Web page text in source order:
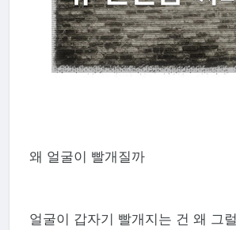
왜 얼굴이 빨개질까
얼굴이 갑자기 빨개지는 건 왜 그